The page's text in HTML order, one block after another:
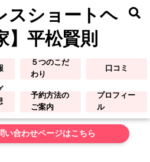
スショートヘ
】平松賢則
５つのこだ
わり
口コミ
予約方法の
ご案内
プロフィー
ル
い合わせページはこちら